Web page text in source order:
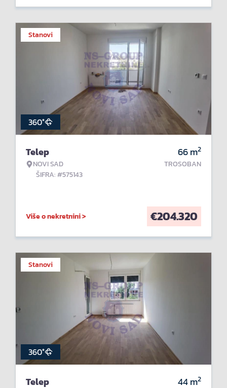
Stanovi
360°
Telep
NOVI SAD
ŠIFRA: #575143
66m2
TROSOBAN
Više o nekretnini > €204.320
Stanovi
360°
Telep 44m2